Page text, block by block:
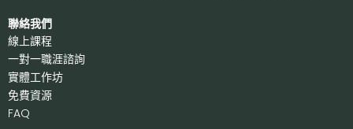
聯絡我們
線上課程
一對一職涯諮詢
實體工作坊
免費資源
FAQ